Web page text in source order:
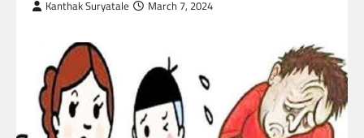
Kanthak Suryatale March 7, 2024